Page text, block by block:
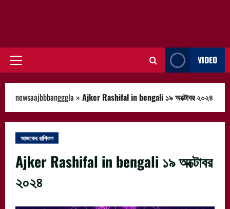
Primary
VIDEO
newsaajbbbangggla » Ajker Rashifal in bengali ১৯ অক্টোবর ২০২৪
আজকের রাশিফল
Ajker Rashifal in bengali ১৯ অক্টোবর
২০২৪